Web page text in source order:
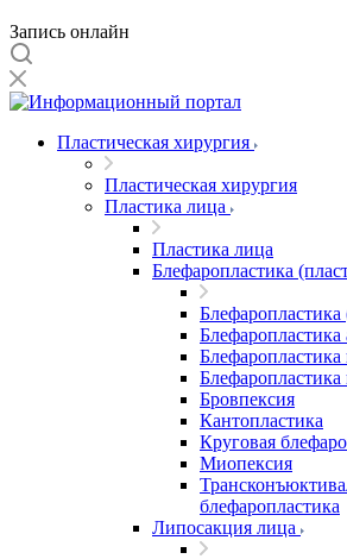
Запись онлайн
Пластическая хирургия
Пластическая хирургия
Пластика лица
Пластика лица
Блефаропластика
Блефаропластика
Блефаропластика
Бровпексия
Кантопластика
Круговая
Миопексия
блефаропластика
Липосакция лица